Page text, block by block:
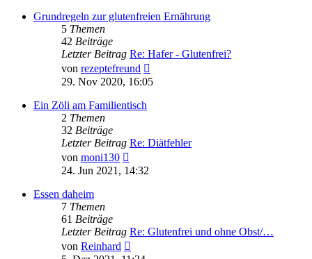
Grundregeln zur glutenfreien Ernährung
5 Themen
42 Beiträge
Letzter Beitrag Re: Hafer - Glutenfrei?
von rezeptefreund
Beitrag
29. Nov 2020, 16:05
Ein Zöli am Familientisch
2 Themen
32 Beiträge
Letzter Beitrag Re: Diätfehler
von moni130
Beitrag
24. Jun 2021, 14:32
Essen daheim
7 Themen
61 Beiträge
Letzter Beitrag Re: Glutenfrei und ohne Obst/…
von Reinhard
Beitrag